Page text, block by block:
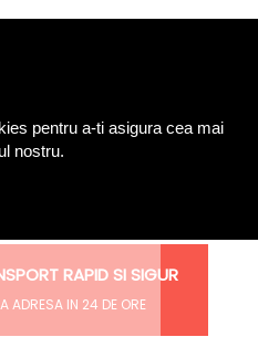
pentru a-ti asigura cea mai
nostru.
ţi opinia
RAPID SI SIGUR
ADRESA IN 24 DE ORE